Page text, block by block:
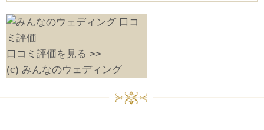
口コミ評価を見る >>
(c) みんなのウェディング